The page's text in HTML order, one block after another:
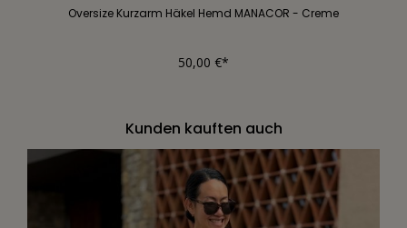
Oversize Kurzarm Häkel Hemd MANACOR - Creme
50,00 €*
Kunden kauften auch